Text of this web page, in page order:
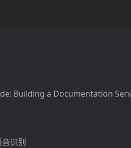
Building a Documentation
识别